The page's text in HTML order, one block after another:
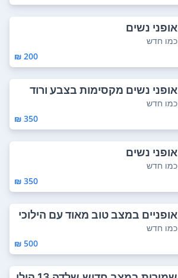
אופני נשים
כמו חדש
200 ₪
אופני נשים מקסימות בצבע ורוד
כמו חדש
350 ₪
אופני נשים
כמו חדש
350 ₪
אופניים במצב טוב מאוד עם הילוכי
ם במצב טו...
כמו חדש
500 ₪